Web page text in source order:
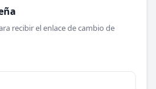
recibir el enlace de cambio de